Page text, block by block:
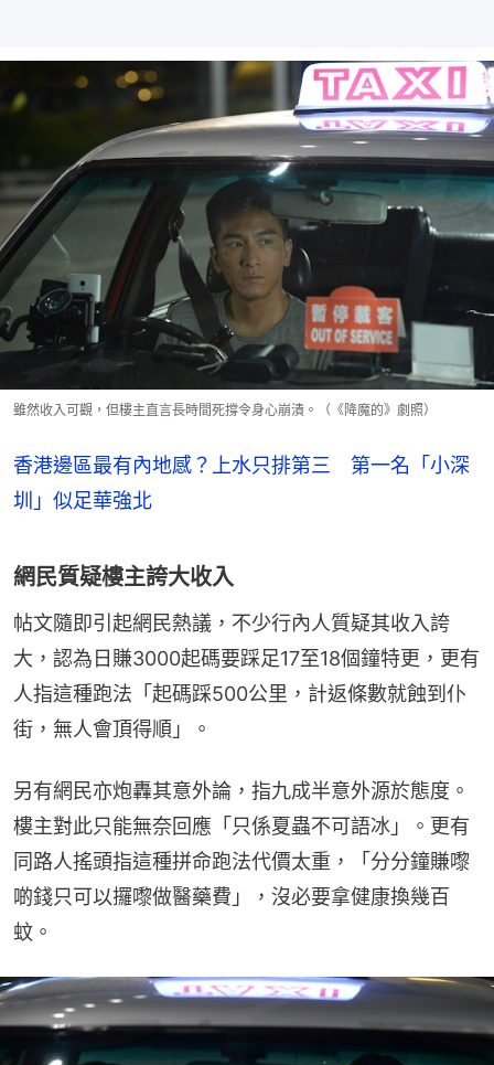
雖然收入可觀，但樓主直言長時間死撐令身心崩潰。（《降魔的》劇照）
香港邊區最有內地感？上水只排第三 第一名「小深
圳」似足華強北
網民質疑樓主誇大收入
帖文隨即引起網民熱議，不少行內人質疑其收入誇
大，認為日賺3000起碼要踩足17至18個鐘特更，更有
人指這種跑法「起碼踩500公里，計返條數就蝕到仆
街，無人會頂得順」。
另有網民亦炮轟其意外論，指九成半意外源於態度。
樓主對此只能無奈回應「只係夏蟲不可語冰」。更有
同路人搖頭指這種拼命跑法代價太重，「分分鐘賺嚟
啲錢只可以攞嚟做醫藥費」，沒必要拿健康換幾百
蚊。